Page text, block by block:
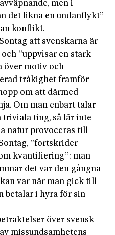
men i
det likna en undanflykt”
konflikt.
att svenskarna är
”uppvisar en stark
över motiv och
tråkighet framför
om att därmed
Om man enbart talar
triviala ting, så lär inte
natur provoceras till
”fortskrider
kvantifiering”: man
det var den gångna
var när man gick till
betalar i hyra för sin
över svensk
missundsamhetens